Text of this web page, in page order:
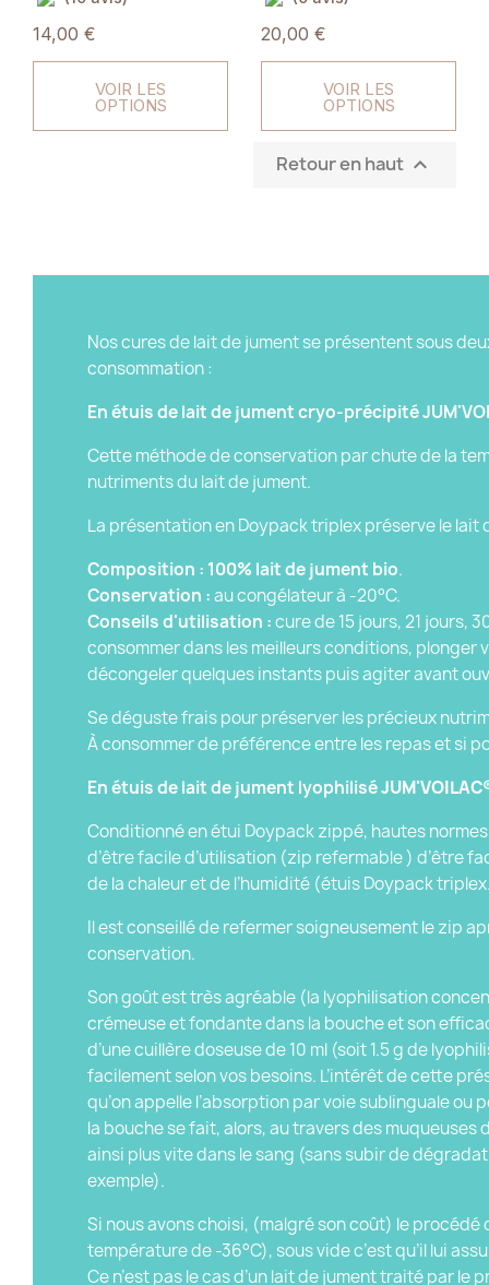
14,00 €
VOIR LES
OPTIONS
20,00 €
VOIR LES
OPTIONS
Retour en haut 
Nos cures de lait de jument se présentent sous
consommation :
En étuis de lait de jument cryo-précipité
Cette méthode de conservation par chute de la
nutriments du lait de jument.
La présentation en Doypack triplex préserve le lait
Composition : 100% lait de jument bio.
Conservation :au congélateur à -20°C.
Conseils d'utilisation :cure de 15 jours, 21 jours,
consommer dans les meilleurs conditions, plonger
décongeler quelques instants puis agiter avant
Se déguste frais pour préserver les précieux
À consommer de préférence entre les repas et si
En étuis de lait de jument lyophilisé
Conditionné en étui Doypack zippé, hautes
d’être facile d’utilisation (zip refermable ) d’être
de la chaleur et de l’humidité (étuis Doypack
Il est conseillé de refermer soigneusement le zip
conservation.
Son goût est très agréable (la lyophilisation
crémeuse et fondante dans la bouche et son
d’une cuillère doseuse de 10 ml (soit 1.5 g de
facilement selon vos besoins. L’intérêt de cette
qu’on appelle l’absorption par voie sublinguale
la bouche se fait, alors, au travers des
ainsi plus vite dans le sang (sans subir de
exemple).
Si nous avons choisi, (malgré son coût) le
température de -36°C), sous vide c’est qu’il lui
Ce n’est pas le cas d’un lait de jument traité par